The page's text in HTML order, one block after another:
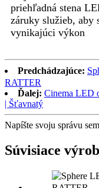
priehľadná stena
záruky služieb, aby
vynikajúci výkon
Predchádzajúce:
RATTER
Ďalej: Cinema LED
| Šťavnatý
Napíšte svoju správu
Súvisiace